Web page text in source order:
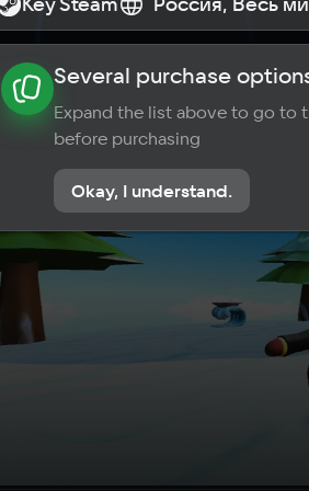
About the game News
Several purchase
Expand the list above to go to
before purchasing
Okay, I understand.